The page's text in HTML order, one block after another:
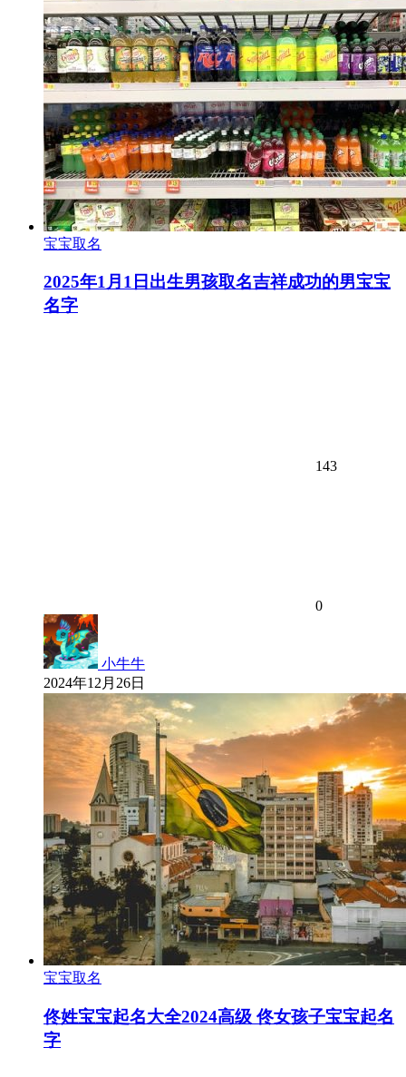
宝宝取名
2025年1月1日出生男孩取名吉祥成功的男宝宝
名字
143
0
小牛牛
2024年12月26日
宝宝取名
佟姓宝宝起名大全2024高级 佟女孩子宝宝起名
字